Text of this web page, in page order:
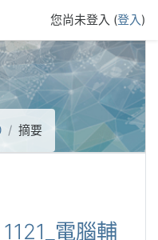
您尚未登入 (登入)
摘要
電腦輔